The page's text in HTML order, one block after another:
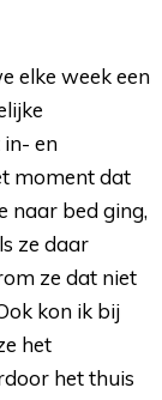
elke week een
en
moment dat
naar bed ging,
ze daar
ze dat niet
kon ik bij
het
het thuis